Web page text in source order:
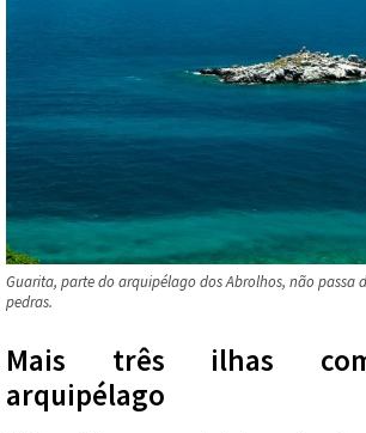
Guarita, parte do arquipélago dos Abrolhos, não passa
pedras.
Mais três ilhas
arquipélago